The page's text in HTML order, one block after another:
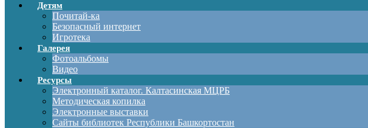
Детям
Почитай-ка
Безопасный интернет
Игротека
Галерея
Фотоальбомы
Видео
Ресурсы
Электронный каталог. Калтасинская МЦРБ
Методическая копилка
Электронные выставки
Сайты библиотек Республики Башкортостан